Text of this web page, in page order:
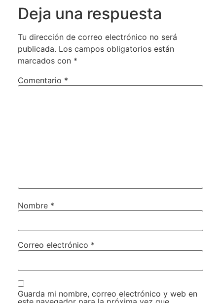
Deja una respuesta
Tu dirección de correo electrónico no será
publicada. Los campos obligatorios están
marcados con *
Comentario *
Nombre *
Correo electrónico *
Guarda mi nombre, correo electrónico y web en